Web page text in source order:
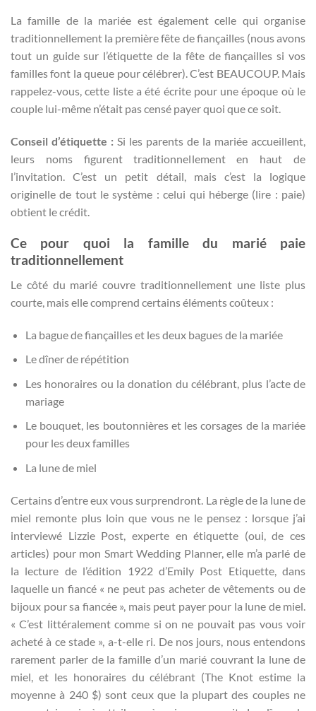
La famille de la mariée est également celle qui organise
traditionnellement la première fête de fiançailles (nous avons
tout un guide sur l’étiquette de la fête de fiançailles si vos
familles font la queue pour célébrer). C’est BEAUCOUP. Mais
rappelez-vous, cette liste a été écrite pour une époque où le
couple lui-même n’était pas censé payer quoi que ce soit.
Conseil d’étiquette : Si les parents de la mariée accueillent,
leurs noms figurent traditionnellement en haut de
l’invitation. C’est un petit détail, mais c’est la logique
originelle de tout le système : celui qui héberge (lire : paie)
obtient le crédit.
Ce pour quoi la famille du marié paie
traditionnellement
Le côté du marié couvre traditionnellement une liste plus
courte, mais elle comprend certains éléments coûteux :
La bague de fiançailles et les deux bagues de la mariée
Le dîner de répétition
Les honoraires ou la donation du célébrant, plus l’acte de
mariage
Le bouquet, les boutonnières et les corsages de la mariée
pour les deux familles
La lune de miel
Certains d’entre eux vous surprendront. La règle de la lune de
miel remonte plus loin que vous ne le pensez : lorsque j’ai
interviewé Lizzie Post, experte en étiquette (oui, de ces
articles) pour mon Smart Wedding Planner, elle m’a parlé de
la lecture de l’édition 1922 d’Emily Post Etiquette, dans
laquelle un fiancé « ne peut pas acheter de vêtements ou de
bijoux pour sa fiancée », mais peut payer pour la lune de miel.
« C’est littéralement comme si on ne pouvait pas vous voir
acheté à ce stade », a-t-elle ri. De nos jours, nous entendons
rarement parler de la famille d’un marié couvrant la lune de
miel, et les honoraires du célébrant (The Knot estime la
moyenne à 240 $) sont ceux que la plupart des couples ne